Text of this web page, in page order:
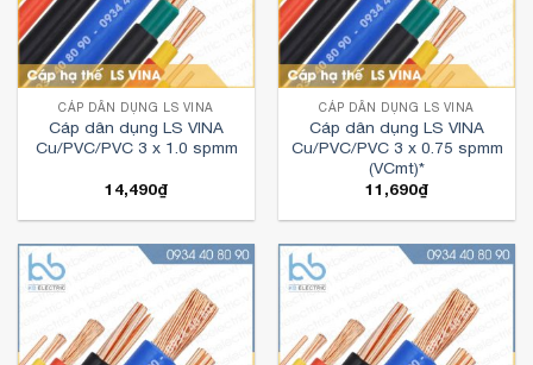
CÁP DÂN DỤNG LS VINA
Cáp dân dụng LS VINA
Cu/PVC/PVC 3 x 1.0 spmm
14,490₫
CÁP DÂN DỤNG LS VINA
Cáp dân dụng LS VINA
Cu/PVC/PVC 3 x 0.75 spmm
(VCmt)*
11,690₫